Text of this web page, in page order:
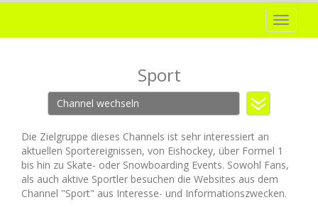
Toggle
Sport
Channel wechseln
Die Zielgruppe dieses Channels ist sehr interessiert an
aktuellen Sportereignissen, von Eishockey, über Formel 1
bis hin zu Skate- oder Snowboarding Events. Sowohl Fans,
als auch aktive Sportler besuchen die Websites aus dem
Channel "Sport" aus Interesse- und Informationszwecken.